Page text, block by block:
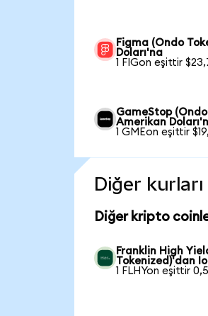
Figma (Ondo
Doları'na
1 FIGon eşittir
GameStop
Amerikan
1 GMEon eşittir
Diğer
Diğer kripto
Franklin High
Tokenized)'dan
1 FLHYon eşittir